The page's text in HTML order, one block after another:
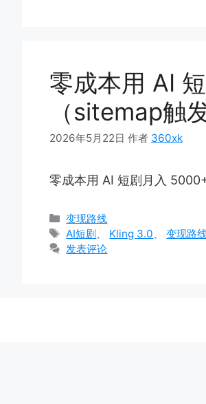
零成本用 AI
（sitemap触
2026年5月22日 作者 360xk
零成本用 AI 短剧月入
分
类
变现路线
标
签
AI短剧 Kling 3.0 、变现路
发表评论